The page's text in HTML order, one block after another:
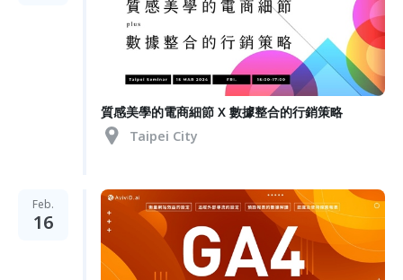
質感美學的電商細節 X 數據整合的行銷策略
Taipei City
Feb.
16